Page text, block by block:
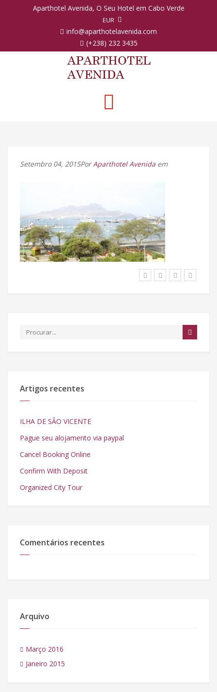
Aparthotel Avenida, O Seu Hotel em Cabo Verde
EUR
info@aparthotelavenida.com
(+238) 232 3435
Toggle
Setembro 04, 2015PorAparthotel Avenida em
Artigos recentes
ILHA DE SÃO VICENTE
Pague seu alojamento via paypal
Cancel Booking Online
Confirm With Deposit
Organized City Tour
Comentários recentes
Arquivo
Março 2016
Janeiro 2015